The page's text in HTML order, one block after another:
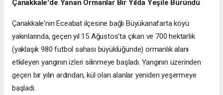
Çanakkale'de Yanan Ormanlar Bir Yılda Yeşile Büründü
Çanakkale'nin Eceabat ilçesine bağlı Büyükanafarta köyü
yakınlarında, geçen yıl 15 Ağustos'ta çıkan ve 700 hektarlık
(yaklaşık 980 futbol sahası büyüklüğünde) ormanlık alanı
etkileyen yangının izleri silinmeye başladı. Yangının üzerinden
geçen bir yılın ardından, kül olan alanlar yeniden yeşermeye
başladı.